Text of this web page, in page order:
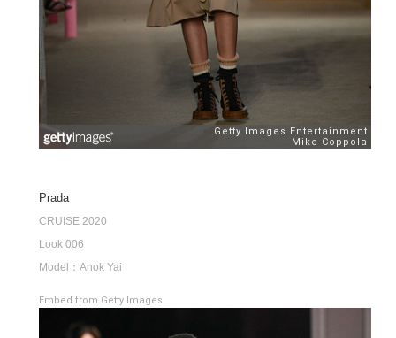
Prada
CRUISE 2020
Look 006
Model：Anok Yai
Embed from Getty Images